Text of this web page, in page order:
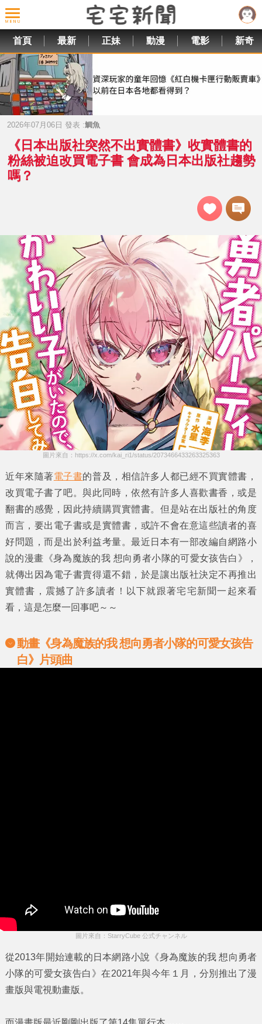
首頁 最新 正妹 動漫 電影 新奇
2026年07月06日 發表 :鯛魚
《日本出版社突然不出實體書》收實體書的
粉絲被迫改買電子書 會成為日本出版社趨勢
嗎？
圖片來自：https://x.com/kai_ri1/status/2073466433263325363
近年來隨著電子書的普及，相信許多人都已經不買實體書，
改買電子書了吧。與此同時，依然有許多人喜歡書香，或是
翻書的感覺，因此持續購買實體書。但是站在出版社的角度
而言，要出電子書或是實體書，或許不會在意這些讀者的喜
好問題，而是出於利益考量。最近日本有一部改編自網路小
說的漫畫 《身為魔族的我 想向勇者小隊的可愛女孩告白》
，
就傳出因為電子書賣得還不錯，於是讓出版社決定不再推出
實體書，震撼了許多讀者！以下就跟著宅宅新聞一起來看
看，這是怎麼一回事吧～～
動畫《身為魔族的我 想向勇者小隊的可愛女孩告
白》片頭曲
圖片來自：StarryCube 公式チャンネル
從2013年開始連載的日本網路小說 《身為魔族的我 想向勇者
小隊的可愛女孩告白》在2021年與今年１月，分別推出了漫
畫版與電視動畫版。